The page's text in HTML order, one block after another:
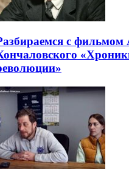
с фильмом